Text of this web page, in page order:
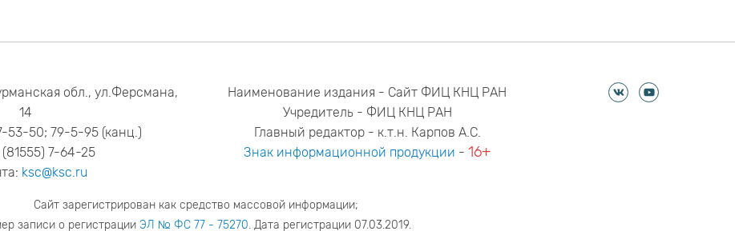
обл., ул.Ферсмана,
14
53-50; 79-5-95 (канц.)
7-64-25
ksc@ksc.ru
Наименование издания - Сайт ФИЦ КНЦ РАН
Учредитель - ФИЦ КНЦ РАН
Главный редактор - к.т.н. Карпов А.С.
Знак информационной продукции -16+
Сайт зарегистрирован как средство массовой информации;
записи о регистрации ЭЛ № ФС 77 - 75270. Дата регистрации 07.03.2019.